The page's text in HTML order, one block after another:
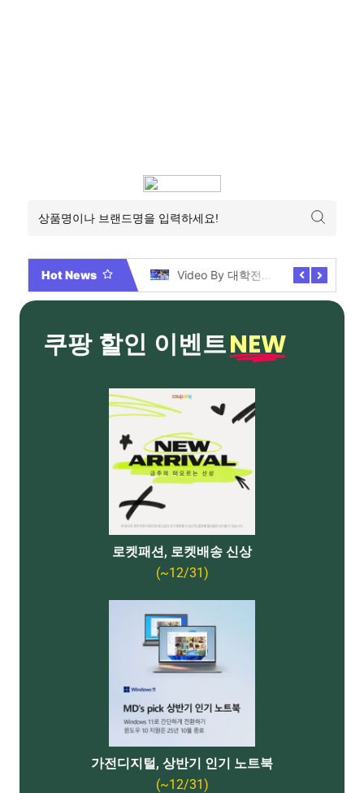
Hot News Video By 대학전쟁 시즌 3 전편 공개 완료!
쿠팡 할인 이벤트NEW
로켓패션, 로켓배송 신상
(~12/31)
가전디지털, 상반기 인기 노트북
(~12/31)